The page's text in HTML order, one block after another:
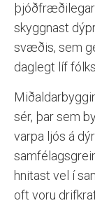
skyggnast
svæðis, sem
daglegt líf
sér, þar sem
varpa ljós á
hnitast vel í
oft voru